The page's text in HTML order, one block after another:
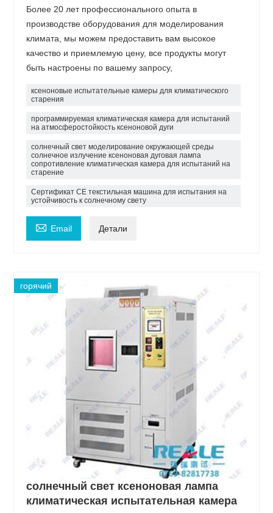
Более 20 лет профессионального опыта в
производстве оборудования для моделирования
климата, мы можем предоставить вам высокое
качество и приемлемую цену, все продукты могут
быть настроены по вашему запросу,
ксеноновые испытательные камеры для климатического
старения
программируемая климатическая камера для испытаний
на атмосферостойкость ксеноновой дуги
солнечный свет моделирование окружающей среды
солнечное излучение ксеноновая дуговая лампа
сопротивление климатическая камера для испытаний на
старение
Сертификат CE текстильная машина для испытания на
устойчивость к солнечному свету
 Email Детали
горячий
солнечный свет ксеноновая лампа
климатическая испытательная камера